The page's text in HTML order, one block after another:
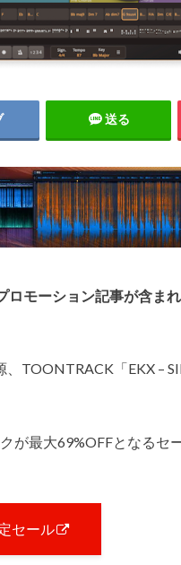
送る
モーション記事が含ま
TOONTRACK「EKX –
最大69%OFFとなるセ
セール